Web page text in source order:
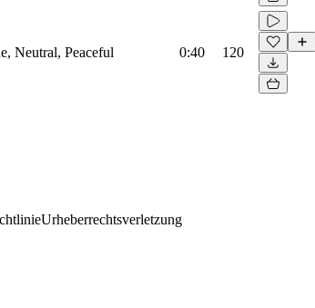
Neutral, Peaceful 0:40 120
Urheberrechtsverletzung